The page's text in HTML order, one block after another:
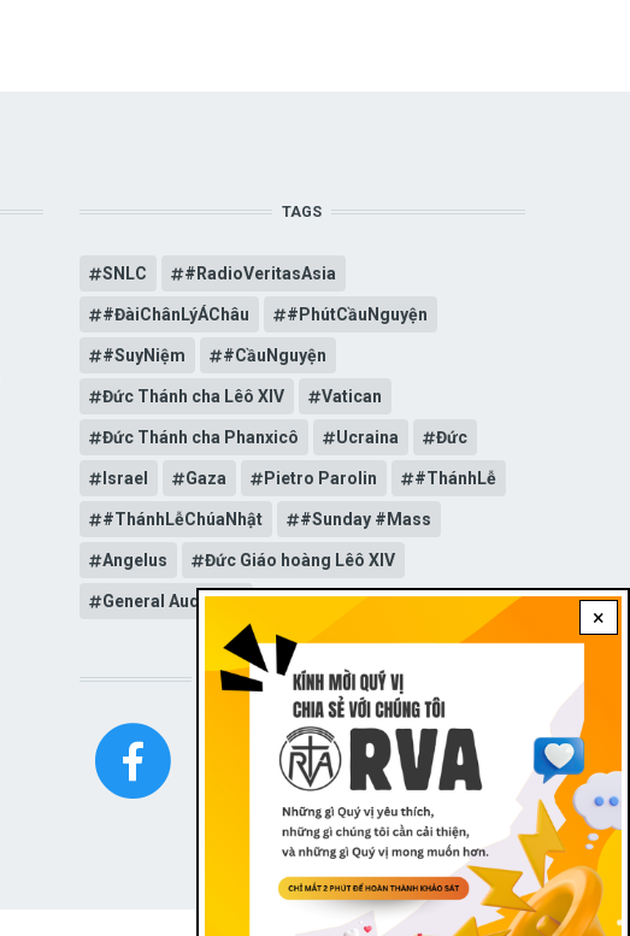
×
TAGS
SNLC #RadioVeritasAsia
#ĐàiChânLýÁChâu #PhútCầuNguyện
#SuyNiệm #CầuNguyện
Đức Thánh cha Lêô XIV Vatican
Đức Thánh cha Phanxicô Ucraina Đức
Israel Gaza Pietro Parolin #ThánhLễ
#ThánhLễChúaNhật #Sunday #Mass
Angelus Đức Giáo hoàng Lêô XIV
General Audience
STAY CONNECTED WITH US!